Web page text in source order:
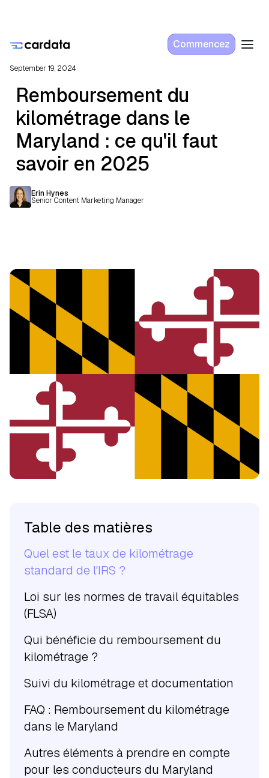
Commencez
September 19, 2024
Remboursement du
kilométrage dans le
Maryland : ce qu'il faut
savoir en 2025
Erin Hynes
Senior Content Marketing Manager
Table des matières
Quel est le taux de kilométrage
standard de l'IRS ?
Loi sur les normes de travail équitables
(FLSA)
Qui bénéficie du remboursement du
kilométrage ?
Suivi du kilométrage et documentation
FAQ : Remboursement du kilométrage
dans le Maryland
Autres éléments à prendre en compte
pour les conducteurs du Maryland